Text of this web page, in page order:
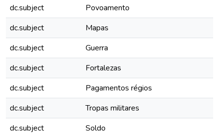
dc.subject
Povoamento
dc.subject
Mapas
dc.subject
Guerra
dc.subject
Fortalezas
dc.subject
Pagamentos régios
dc.subject
Tropas militares
dc.subject
Soldo